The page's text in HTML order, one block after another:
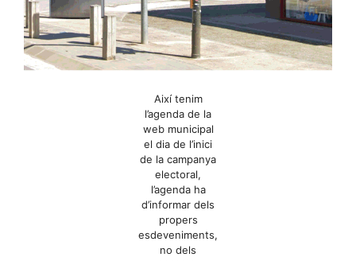
Així tenim
l’agenda de la
web municipal
el dia de l’inici
de la campanya
electoral,
l’agenda ha
d’informar dels
propers
esdeveniments,
no dels